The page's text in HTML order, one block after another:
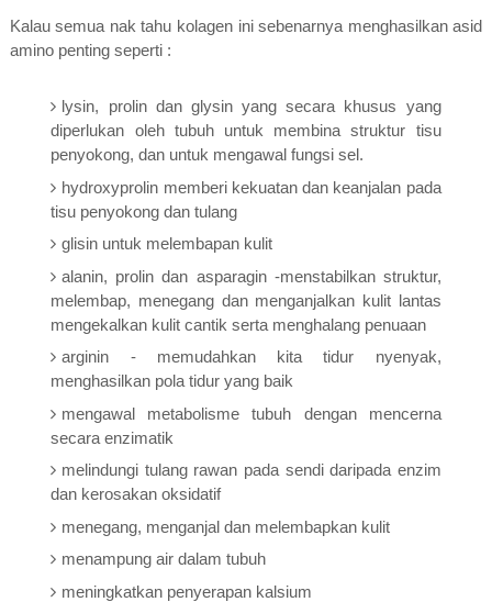
Kalau semua nak tahu kolagen ini sebenarnya menghasilkan asid
amino penting seperti :
lysin, prolin dan glysin yang secara khusus yang
diperlukan oleh tubuh untuk membina struktur tisu
penyokong, dan untuk mengawal fungsi sel.
hydroxyprolin memberi kekuatan dan keanjalan pada
tisu penyokong dan tulang
glisin untuk melembapan kulit
alanin, prolin dan asparagin -menstabilkan struktur,
melembap, menegang dan menganjalkan kulit lantas
mengekalkan kulit cantik serta menghalang penuaan
arginin - memudahkan kita tidur nyenyak,
menghasilkan pola tidur yang baik
mengawal metabolisme tubuh dengan mencerna
secara enzimatik
melindungi tulang rawan pada sendi daripada enzim
dan kerosakan oksidatif
menegang, menganjal dan melembapkan kulit
menampung air dalam tubuh
meningkatkan penyerapan kalsium